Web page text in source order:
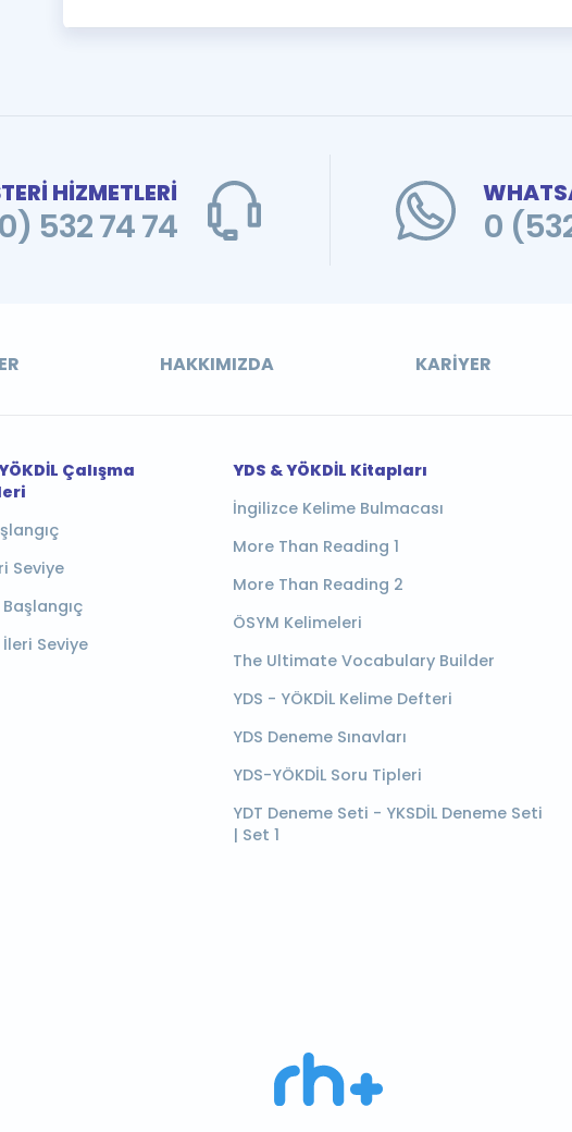
HİZMETLERİ
532 74 74 0
HAKKIMIZDA KARIYER
Çalışma
Seviye
Başlangıç
İleri Seviye
YDS & YÖKDİL Kitapları
İngilizce Kelime Bulmacası
More Than Reading 1
More Than Reading 2
ÖSYM Kelimeleri
The Ultimate Vocabulary Builder
YDS - YÖKDİL Kelime Defteri
YDS Deneme Sınavları
YDS-YÖKDİL Soru Tipleri
YDT Deneme Seti - YKSDİL Deneme Seti
| Set 1